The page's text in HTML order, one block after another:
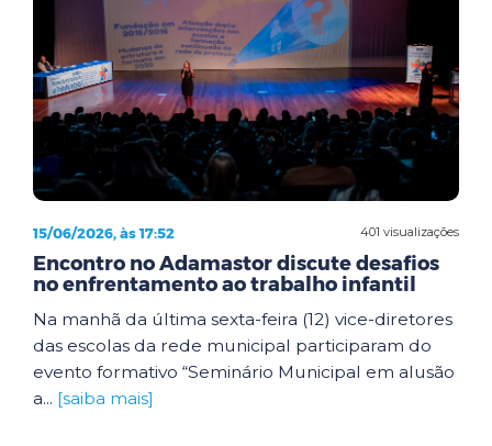
401 visualizações
15/06/2026, às 17:52
Encontro no Adamastor discute desafios
no enfrentamento ao trabalho infantil
Na manhã da última sexta-feira (12) vice-diretores
das escolas da rede municipal participaram do
evento formativo “Seminário Municipal em alusão
a... [saiba mais]